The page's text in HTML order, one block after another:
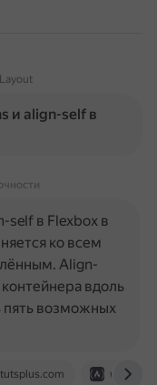
и align-self в
self в Flexbox в
ко всем
Align-
вдоль
пять возможных